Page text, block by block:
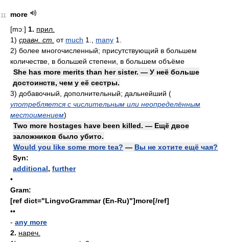
11
more
[mɔː] 1. прил.
1) сравн. ст. от much 1., many 1.
2) более многочисленный; присутствующий в большем
количестве, в большей степени, в большем объёме
She has more merits than her sister. — У неё больше
достоинств, чем у её сестры.
3) добавочный, дополнительный; дальнейший (
употребляется с числительным или неопределённым
местоимением)
Two more hostages have been killed. — Ещё двое
заложников было убито.
Would you like some more tea? — Вы не хотите ещё чая?
Syn:
additional, further
•
Gram:
[ref dict="LingvoGrammar (En-Ru)"]more[/ref]
••
- any more
2. нареч.